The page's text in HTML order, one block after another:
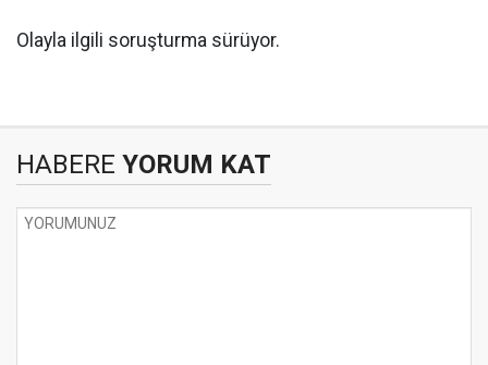
Olayla ilgili soruşturma sürüyor.
HABERE YORUM KAT